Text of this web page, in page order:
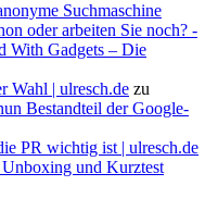
Suchmaschine
oder arbeiten Sie noch? -
With Gadgets – Die
Wahl | ulresch.de zu
Bestandteil der Google-
PR wichtig ist | ulresch.de
und Kurztest